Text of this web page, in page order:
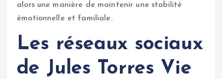
alors une manière de maintenir une stabilité
émotionnelle et familiale.
Les réseaux sociaux
de Jules Torres Vie